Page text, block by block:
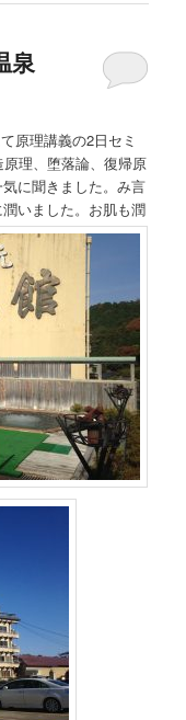
泉
原理講義の2日セミ
理、堕落論、復帰原
に聞きました。み言
いました。お肌も潤